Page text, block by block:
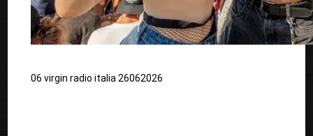
06 virgin radio italia 26062026